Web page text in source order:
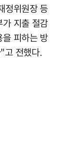
정위원장 등
지출 절감
피하는 방
고 전했다.